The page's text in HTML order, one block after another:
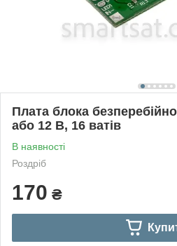
Плата блока
або 12 В, 16 ватів
В наявності
Роздріб
170 ₴